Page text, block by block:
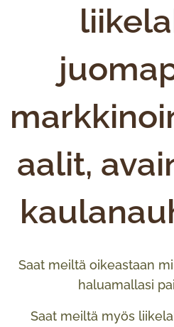
aalit,
Saat meiltä oikeastaan
haluamallasi
Saat meiltä myös